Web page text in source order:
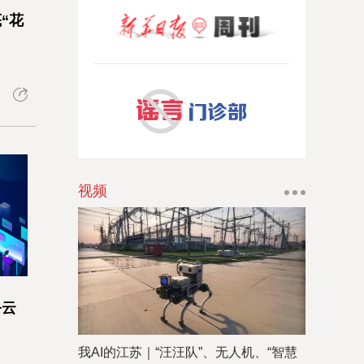
花
视频
我AI的江苏｜“汪汪队”、无人机、“智慧